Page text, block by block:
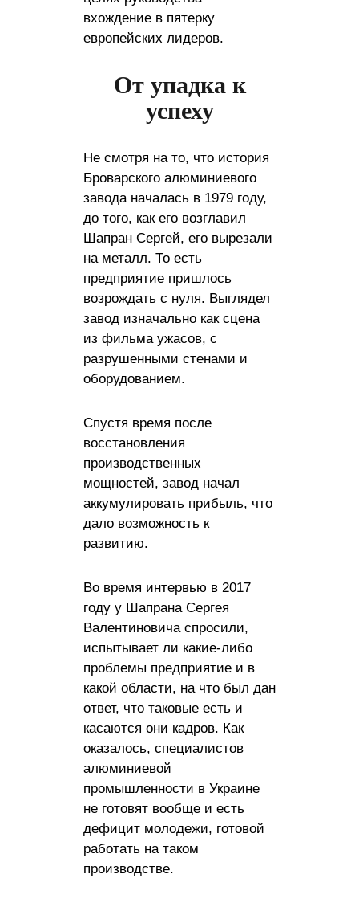
вхождение в пятерку
европейских лидеров.
От упадка к
успеху
Не смотря на то, что история
Броварского алюминиевого
завода началась в 1979 году,
до того, как его возглавил
Шапран Сергей, его вырезали
на металл. То есть
предприятие пришлось
возрождать с нуля. Выглядел
завод изначально как сцена
из фильма ужасов, с
разрушенными стенами и
оборудованием.
Спустя время после
восстановления
производственных
мощностей, завод начал
аккумулировать прибыль, что
дало возможность к
развитию.
Во время интервью в 2017
году у Шапрана Сергея
Валентиновича спросили,
испытывает ли какие-либо
проблемы предприятие и в
какой области, на что был дан
ответ, что таковые есть и
касаются они кадров. Как
оказалось, специалистов
алюминиевой
промышленности в Украине
не готовят вообще и есть
дефицит молодежи, готовой
работать на таком
производстве.